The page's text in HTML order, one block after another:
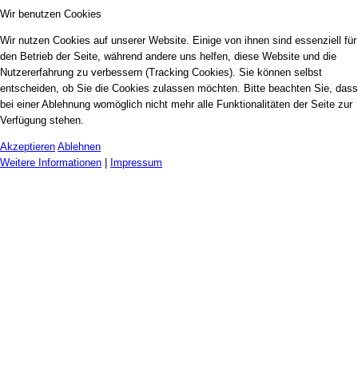
Wir benutzen Cookies
Wir nutzen Cookies auf unserer Website. Einige von ihnen sind essenziell für
den Betrieb der Seite, während andere uns helfen, diese Website und die
Nutzererfahrung zu verbessern (Tracking Cookies). Sie können selbst
entscheiden, ob Sie die Cookies zulassen möchten. Bitte beachten Sie, dass
bei einer Ablehnung womöglich nicht mehr alle Funktionalitäten der Seite zur
Verfügung stehen.
Akzeptieren Ablehnen
Weitere Informationen | Impressum